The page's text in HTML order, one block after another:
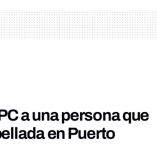
a una persona que
en Puerto